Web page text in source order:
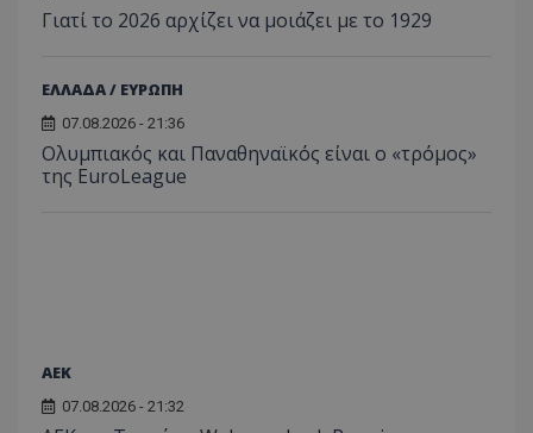
Γιατί το 2026 αρχίζει να μοιάζει με το 1929
ΕΛΛΑΔΑ / ΕΥΡΩΠΗ
07.08.2026 - 21:36
Ολυμπιακός και Παναθηναϊκός είναι ο «τρόμος»
της EuroLeague
ΑEK
07.08.2026 - 21:32